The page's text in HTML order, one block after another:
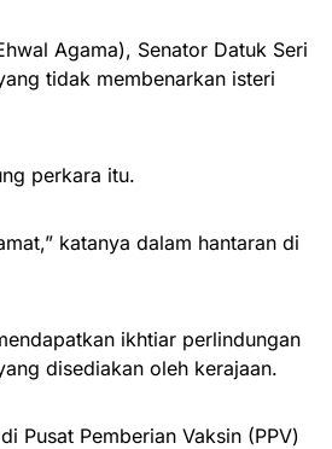
Agama), Senator Datuk Seri
tidak membenarkan isteri
perkara itu.
katanya dalam hantaran di
ikhtiar perlindungan
disediakan oleh kerajaan.
Pusat Pemberian Vaksin (PPV)